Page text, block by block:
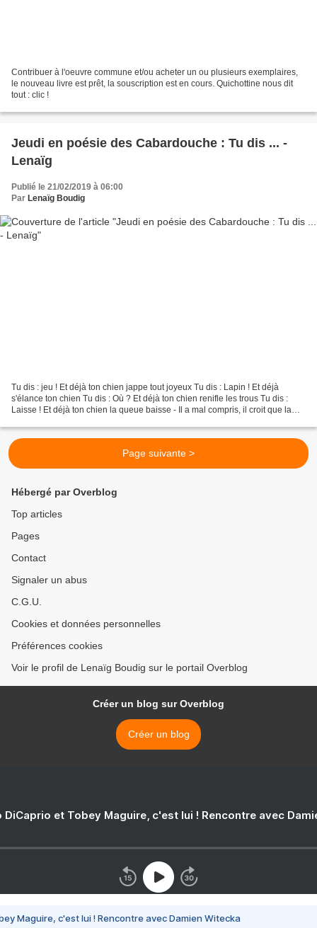
Contribuer à l'oeuvre commune et/ou acheter un ou plusieurs exemplaires,
le nouveau livre est prêt, la souscription est en cours. Quichottine nous dit
tout : clic !
Jeudi en poésie des Cabardouche : Tu dis ... -
Lenaïg
Publié le 21/02/2019 à 06:00
Par Lenaïg Boudig
Tu dis : jeu ! Et déjà ton chien jappe tout joyeux Tu dis : Lapin ! Et déjà
s'élance ton chien Tu dis : Où ? Et déjà ton chien renifle les trous Tu dis :
Laisse ! Et déjà ton chien la queue baisse - Il a mal compris, il croit que la
Page suivante >
Hébergé par Overblog
Top articles
Pages
Contact
Signaler un abus
C.G.U.
Cookies et données personnelles
Préférences cookies
Voir le profil de Lenaïg Boudig sur le portail Overblog
Créer un blog sur Overblog
Créer un blog
DiCaprio et Tobey Maguire, c'est lui ! Rencontre avec
Maguire, c'est lui ! Rencontre avec Damien Witecka